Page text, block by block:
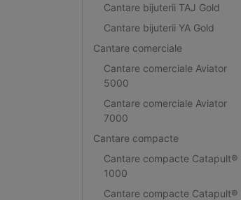
Cantare bijuterii TAJ Gold
Cantare bijuterii YA Gold
Cantare comerciale
Cantare comerciale Aviator
5000
Cantare comerciale Aviator
7000
Cantare compacte
Cantare compacte Catapult®
1000
Cantare compacte Catapult®